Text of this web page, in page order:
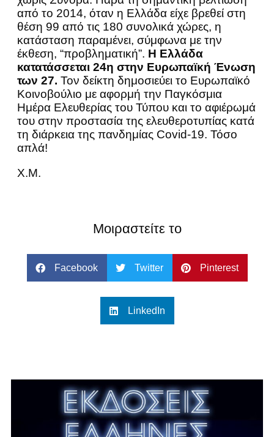
από το 2014, όταν η Ελλάδα είχε βρεθεί στη
θέση 99 από τις 180 συνολικά χώρες, η
κατάσταση παραμένει, σύμφωνα με την
έκθεση, “προβληματική”. Η Ελλάδα
κατατάσσεται 24η στην Ευρωπαϊκή Ένωση
των 27. Τον δείκτη δημοσιεύει το Ευρωπαϊκό
Κοινοβούλιο με αφορμή την Παγκόσμια
Ημέρα Ελευθερίας του Τύπου και το αφιέρωμά
του στην προστασία της ελευθεροτυπίας κατά
τη διάρκεια της πανδημίας Covid-19. Τόσο
απλά!
Χ.Μ.
Μοιραστείτε το
Facebook Twitter Pinterest
LinkedIn